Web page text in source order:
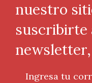
nuestro
suscribirte
Ingresa tu